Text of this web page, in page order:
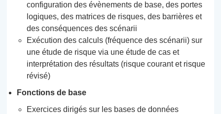
configuration des évènements de base, des portes
logiques, des matrices de risques, des barrières et
des conséquences des scénarii
Exécution des calculs (fréquence des scénarii) sur
une étude de risque via une étude de cas et
interprétation des résultats (risque courant et risque
révisé)
Fonctions de base
Exercices dirigés sur les bases de données